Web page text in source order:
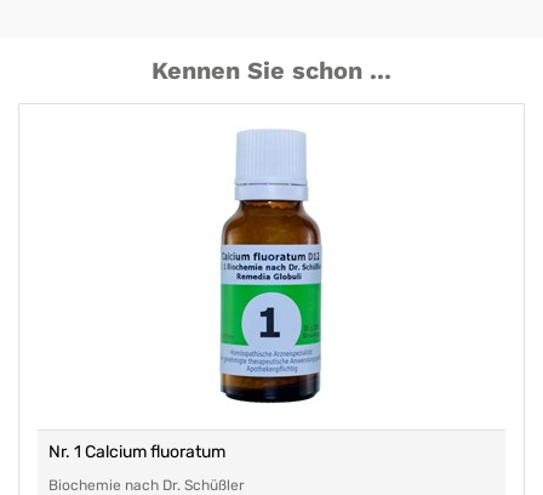
Kennen Sie schon ...
Nr. 1 Calcium fluoratum
Biochemie nach Dr. Schüßler